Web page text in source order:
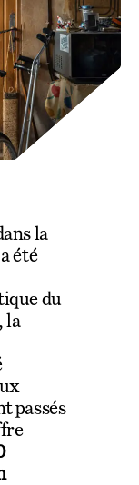
la
été
du
la
passés